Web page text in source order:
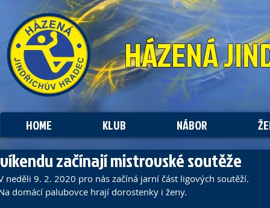
HÁZENÁ
HOME KLUB NÁBOR
začínají mistrovské soutěže
neděli 9. 2. 2020 pro nás začíná jarní část ligových soutěží.
domácí palubovce hrají dorostenky i ženy.